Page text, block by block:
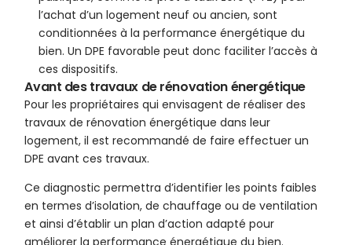
l’achat d’un logement neuf ou ancien, sont
conditionnées à la performance énergétique du
bien. Un DPE favorable peut donc faciliter l’accès à
ces dispositifs.
Avant des travaux de rénovation énergétique
Pour les propriétaires qui envisagent de réaliser des
travaux de rénovation énergétique dans leur
logement, il est recommandé de faire effectuer un
DPE avant ces travaux.
Ce diagnostic permettra d’identifier les points faibles
en termes d’isolation, de chauffage ou de ventilation
et ainsi d’établir un plan d’action adapté pour